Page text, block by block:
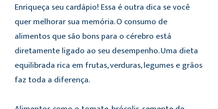
Enriqueça seu cardápio! Essa é outra dica se você
quer melhorar sua memória. O consumo de
alimentos que são bons para o cérebro está
diretamente ligado ao seu desempenho. Uma dieta
equilibrada rica em frutas, verduras, legumes e grãos
faz toda a diferença.